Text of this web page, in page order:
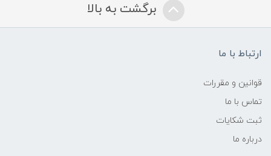
برگشت به بالا
ارتباط با ما
قوانین و مقررات
تماس با ما
ثبت شکایات
درباره ما